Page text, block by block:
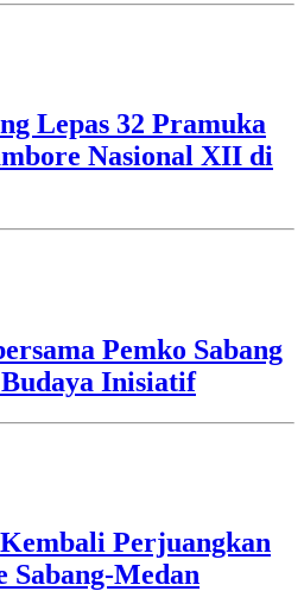
Lepas 32 Pramuka
Nasional XII di
Pemko Sabang
Inisiatif
Perjuangkan
Sabang-Medan